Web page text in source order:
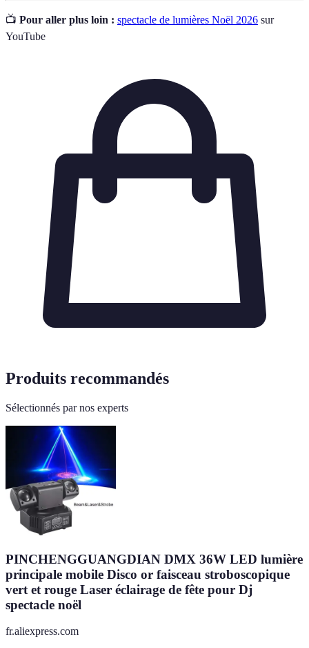
📺 Pour aller plus loin : spectacle de lumières Noël 2026 sur
YouTube
Produits recommandés
Sélectionnés par nos experts
PINCHENGGUANGDIAN DMX 36W LED lumière
principale mobile Disco or faisceau stroboscopique
vert et rouge Laser éclairage de fête pour Dj
spectacle noël
fr.aliexpress.com